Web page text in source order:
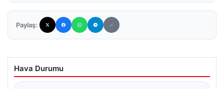
Paylaş:
Hava Durumu